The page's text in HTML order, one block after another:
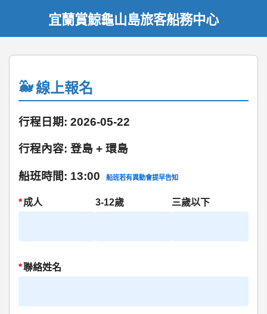
宜蘭賞鯨龜山島旅客船務中心
線上報名
行程日期: 2026-05-22
行程內容: 登島 + 環島
船班時間: 13:00 船班若有異動會提早告知
*成人 3-12歲 三歲以下
*聯絡姓名